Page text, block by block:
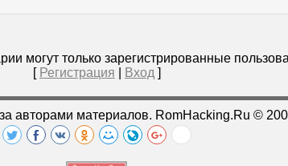
могут только зарегистрированные
[ Регистрация Вход ]
авторами материалов. RomHacking.Ru ©